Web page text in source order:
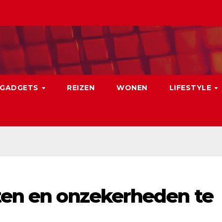
GADGETS REIZEN WONEN LIFESTYLE
en onzekerheden te